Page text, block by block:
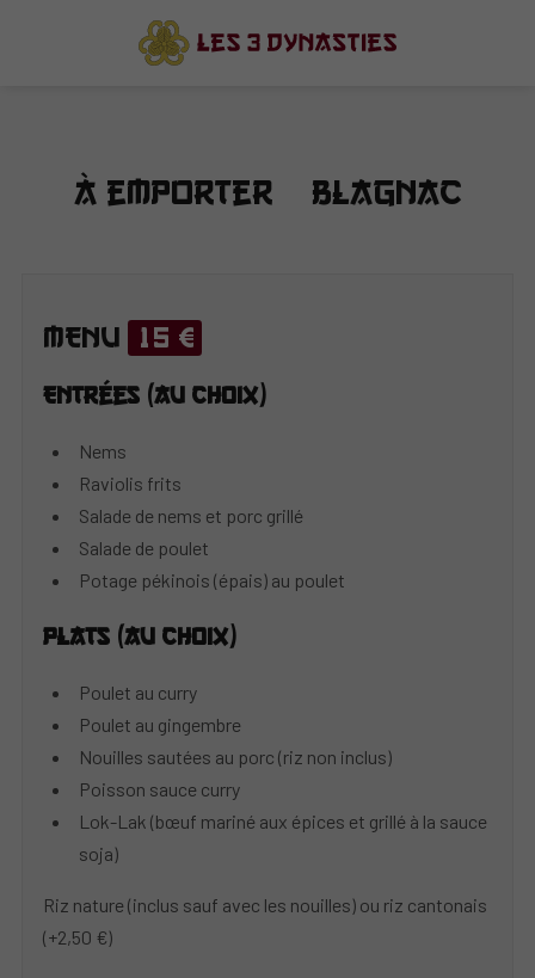
À emporter – Blagnac
MENU 15 €
Entrées (au choix)
Nems
Raviolis frits
Salade de nems et porc grillé
Salade de poulet
Potage pékinois (épais) au poulet
Plats (au choix)
Poulet au curry
Poulet au gingembre
Nouilles sautées au porc (riz non inclus)
Poisson sauce curry
Lok-Lak (bœuf mariné aux épices et grillé à la sauce
soja)
Riz nature (inclus sauf avec les nouilles) ou riz cantonais
(+2,50 €)